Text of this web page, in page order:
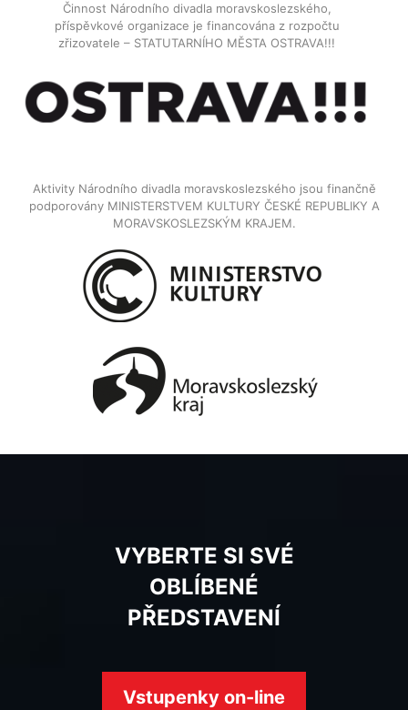
Činnost Národního divadla moravskoslezského,
příspěvkové organizace je financována z rozpočtu
zřizovatele – STATUTARNÍHO MĚSTA OSTRAVA!!!
Aktivity Národního divadla moravskoslezského jsou finančně
podporovány MINISTERSTVEM KULTURY ČESKÉ REPUBLIKY A
MORAVSKOSLEZSKÝM KRAJEM.
VYBERTE SI SVÉ
OBLÍBENÉ
PŘEDSTAVENÍ
Vstupenky on-line